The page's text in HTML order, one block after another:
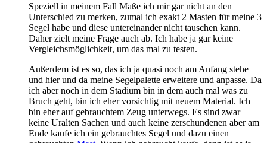
Speziell in meinem Fall Maße ich mir gar nicht an den
Unterschied zu merken, zumal ich exakt 2 Masten für meine 3
Segel habe und diese untereinander nicht tauschen kann.
Daher zielt meine Frage auch ab. Ich habe ja gar keine
Vergleichsmöglichkeit, um das mal zu testen.
Außerdem ist es so, das ich ja quasi noch am Anfang stehe
und hier und da meine Segelpalette erweitere und anpasse. Da
ich aber noch in dem Stadium bin in dem auch mal was zu
Bruch geht, bin ich eher vorsichtig mit neuem Material. Ich
bin eher auf gebrauchtem Zeug unterwegs. Es sind zwar
keine Uralten Sachen und auch keine zerschundenen aber am
Ende kaufe ich ein gebrauchtes Segel und dazu einen